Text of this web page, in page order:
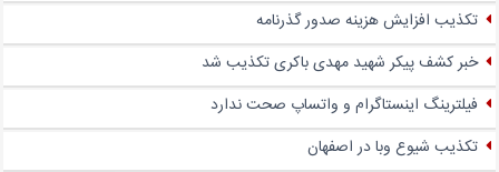
تکذیب افزایش هزینه صدور گذرنامه
خبر کشف پیکر شهید مهدی باکری تکذیب شد
فیلترینگ اینستاگرام و واتساپ صحت ندارد
تکذیب شیوع وبا در اصفهان